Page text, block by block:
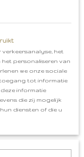
het
het personaliseren van
we onze sociale
tot informatie
informatie
die zij mogelijk
diensten of die u